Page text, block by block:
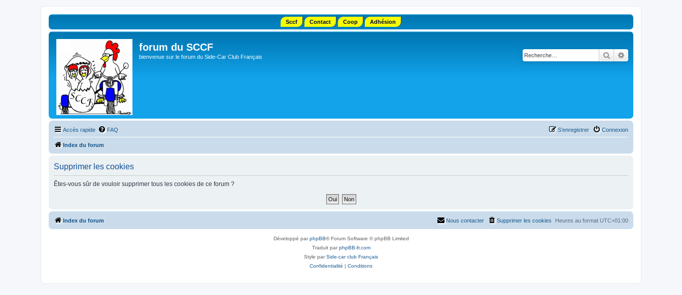
Sccf Contact Coop Adhésion
forum du SCCF
bienvenue sur le forum du Side-Car Club Français Rechercher
Accès rapide FAQ Connexion
S’enregistrer
Index du forum
Supprimer les cookies
Êtes-vous sûr de vouloir supprimer tous les cookies de ce forum ?
Index du forum Heures au format UTC+01:00
Supprimer les cookies
Nous contacter
Développé parphpBB® Forum Software © phpBB Limited
Traduit parphpBB-fr.com
Style parSide-car club Français
Confidentialité | Conditions